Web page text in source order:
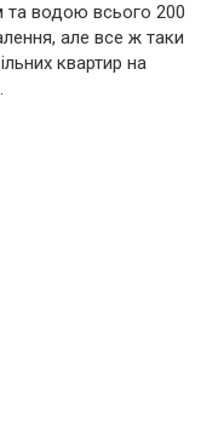
та водою всього 200
але все ж таки
квартир на